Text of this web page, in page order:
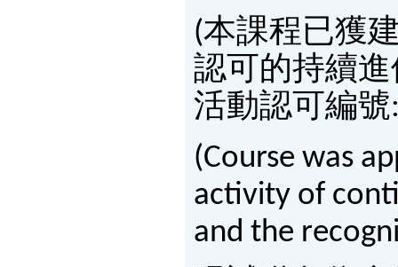
(本課程已獲
認可的持續
活動認可編號
(Course was
activity of
and the